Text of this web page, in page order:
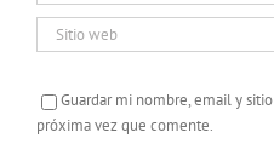
Guardar mi nombre, email y
próxima vez que comente.